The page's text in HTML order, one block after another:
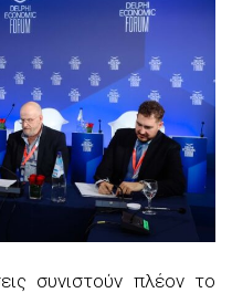
συνιστούν πλέον το